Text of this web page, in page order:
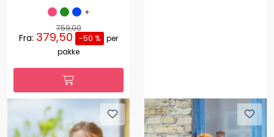
+
759,00
Fra: 379,50 -50 % per
pakke